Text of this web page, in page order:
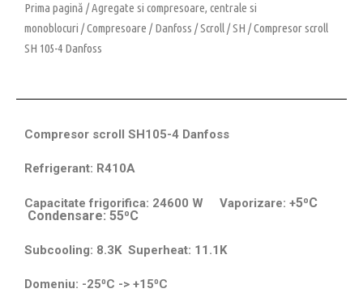
Prima pagină /Agregate si compresoare, centrale si
monoblocuri /Compresoare /Danfoss /Scroll/SH / Compresor scroll
SH 105-4 Danfoss
Compresor scroll SH105-4 Danfoss
Refrigerant: R410A
Capacitate frigorifica: 24600 W Vaporizare: +5⁰C
Condensare: 55⁰C
Subcooling: 8.3K Superheat: 11.1K
Domeniu: -25⁰C -> +15⁰C